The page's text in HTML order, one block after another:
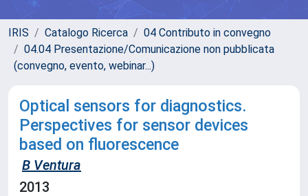
IRIS Catalogo Ricerca
04 Contributo in convegno
04.04 Presentazione/Comunicazione non pubblicata
(convegno, evento, webinar...)
Optical sensors for diagnostics.
Perspectives for sensor devices
based on fluorescence
B Ventura
2013